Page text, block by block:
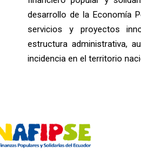
desarrollo de la Economía
servicios y proyectos
estructura administrativa,
incidencia en el territorio